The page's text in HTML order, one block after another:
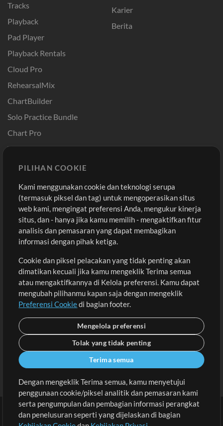
Tracks
Playback
Pad Player
Playback Rentals
Cloud Pro
RehearsalMix
ChartBuilder
Solo Practice Bundle
Chart Pro
Template ProPresenter
Sound
Karier
Berita
Pembelian
Beli Kredit
Konten Gratis
Permintaan Lagu
Lain-lain
Sesi
Kirimkan musik kamu
Playlist
MT Conference
Akun
Masuk
Daftar
Lihat Keranjang
PILIHAN COOKIE
Kami menggunakan cookie dan teknologi serupa
(termasuk piksel dan tag) untuk mengoperasikan situs
web kami, mengingat preferensi Anda, mengukur kinerja
situs, dan - hanya jika kamu memilih - mengaktifkan fitur
analisis dan pemasaran yang dapat membagikan
informasi dengan pihak ketiga.
Cookie dan piksel pelacakan yang tidak penting akan
dimatikan kecuali jika kamu mengeklik Terima semua
atau mengaktifkannya di Kelola preferensi. Kamu dapat
mengubah pilihanmu kapan saja dengan mengeklik
Preferensi Cookiedi bagian footer.
Mengelola preferensi
Tolak yang tidak penting
Terima semua
Dengan mengeklik Terima semua, kamu menyetujui
penggunaan cookie/piksel analitik dan pemasaran kami
serta pengumpulan dan pembagian informasi perangkat
dan penelusuran seperti yang dijelaskan di bagian